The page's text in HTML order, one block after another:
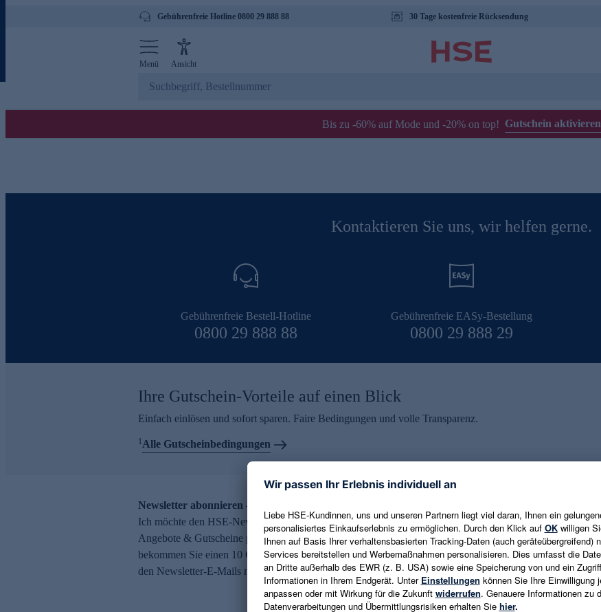
Gebührenfreie Hotline 0800 29 888 88 30 Tage kostenfreie Rücksendung
Menü Ansicht
Bis zu -60% auf Mode und -20% on top! Gutschein aktivieren
Kontaktieren Sie uns, wir helfen gerne.
Gebührenfreie Bestell-Hotline
0800 29 888 88
Gebührenfreie EASy-Bestellung
0800 29 888 29
Ihre Gutschein-Vorteile auf einen Blick
Einfach einlösen und sofort sparen. Faire Bedingungen und volle Transparenz.
1Alle Gutscheinbedingungen
Newsletter abonnieren – 10 € Gutschein erhalten
Ich möchte den HSE-Newsletter abonnieren und aktuelle Trends,
Angebote & Gutscheine per E-Mail erhalten. Als Dankeschön
bekommen Sie einen 10 € Gutschein. Eine Abmeldung ist jederzeit in
den Newsletter-E-Mails möglich.
E-Mail-Adresse eingeben
Es gelten die Datenschutzrichtlinien